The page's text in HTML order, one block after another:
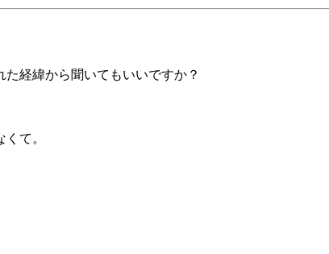
経緯から聞いてもいいですか？
て。